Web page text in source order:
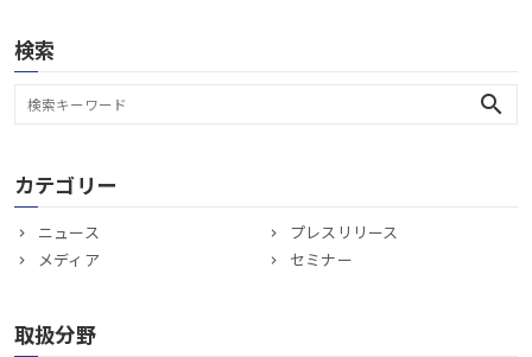
検索
search
カテゴリー
ニュース
プレスリリース
メディア
セミナー
取扱分野